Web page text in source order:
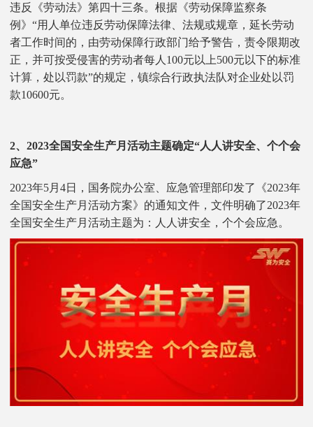
违反《劳动法》第四十三条。根据《劳动保障监察条
例》“用人单位违反劳动保障法律、法规或规章，延长劳动
者工作时间的，由劳动保障行政部门给予警告，责令限期改
正，并可按受侵害的劳动者每人100元以上500元以下的标准
计算，处以罚款”的规定，镇综合行政执法队对企业处以罚
款10600元。
2、2023全国安全生产月活动主题确定“人人讲安全、个个会
应急”
2023年5月4日，国务院办公室、应急管理部印发了《2023年
全国安全生产月活动方案》的通知文件，文件明确了2023年
全国安全生产月活动主题为：人人讲安全，个个会应急。